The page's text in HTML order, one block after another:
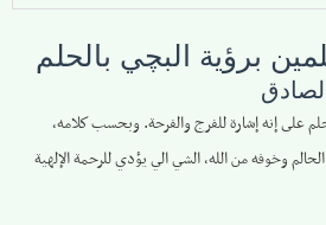
برؤية البچي بالحلم
على إنه إشارة للفرج والفرحة. وبحسب كلامه،
وخوفه من الله، الشي الي يؤدي للرحمة الإلهية